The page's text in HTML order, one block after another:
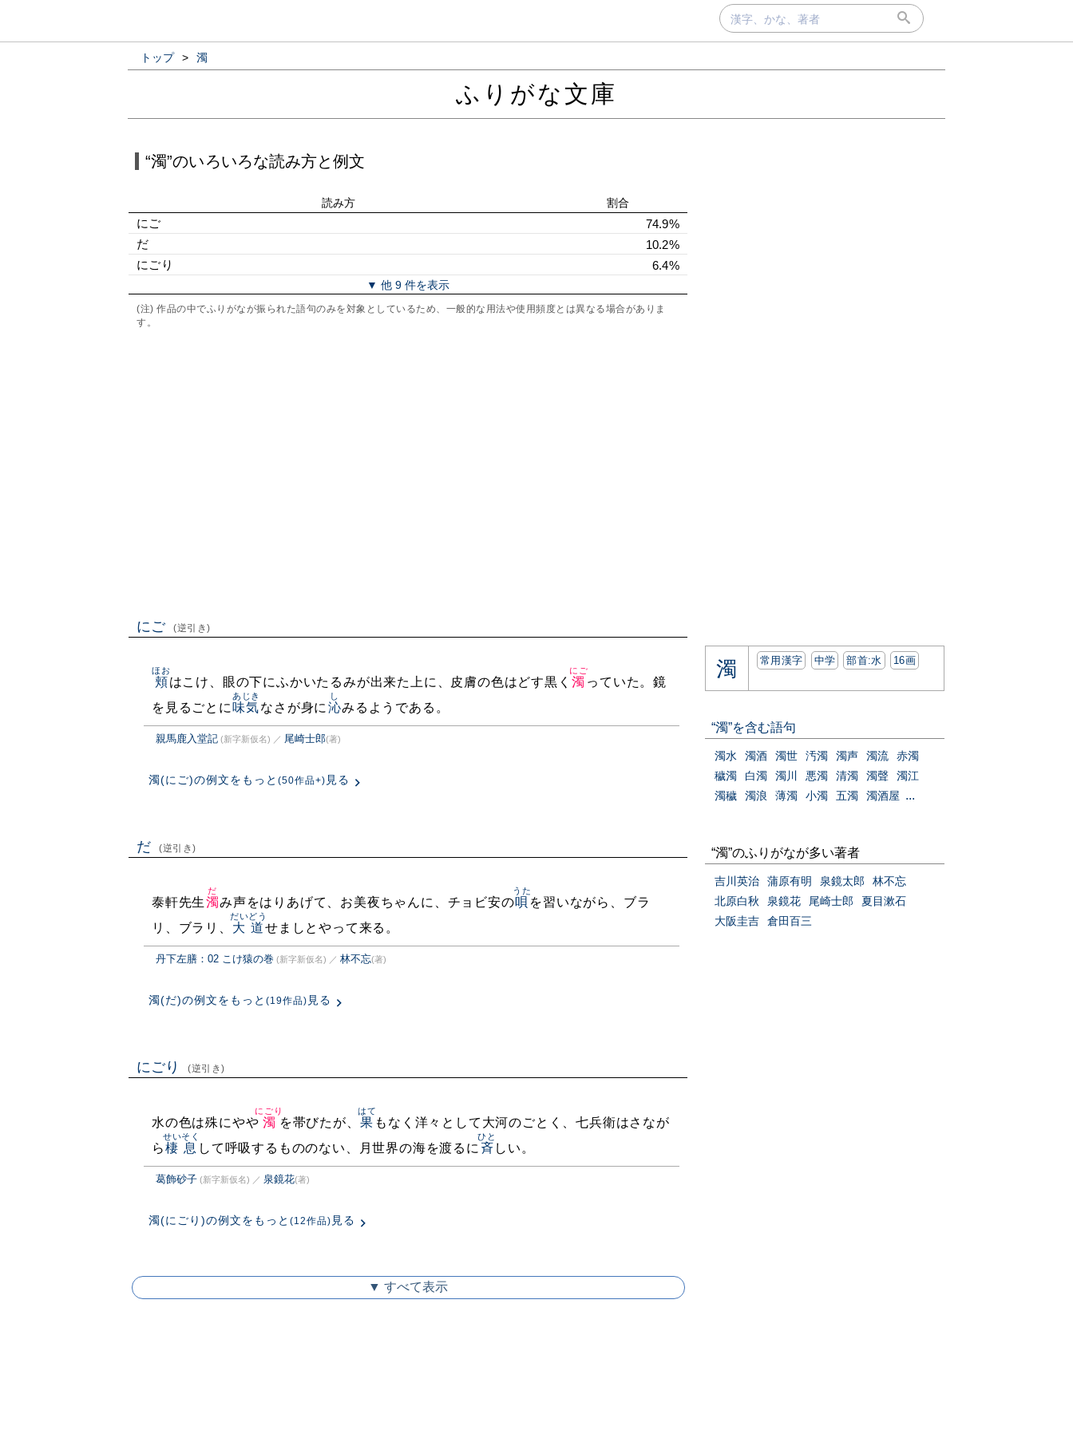
トップ > 濁
ふりがな文庫
“濁”のいろいろな読み方と例文
読み方 割合
にご
74.9%
だ
10.2%
にごり
6.4%
▼ 他 9 件を表示
(注) 作品の中でふりがなが振られた語句のみを対象としているため、一般的な用法や使用頻度とは異なる場合がありま
す。
にご (逆引き)
頬
ほお
はこけ、眼の下にふかいたるみが出来た上に、皮膚の色はどす黒く 濁
にご
っていた。鏡
を見るごとに 味気
あじき
なさが身に 沁
し
みるようである。
親馬鹿入堂記 (新字新仮名) ／ 尾崎士郎(著)
濁(にご)の例文をもっと (50作品+) 見る
だ (逆引き)
泰軒先生濁
だ
み声をはりあげて、お美夜ちゃんに、チョビ安の唄
うた
を習いながら、ブラ
リ、ブラリ、 大道
だいどう
せましとやって来る。
丹下左膳：02 こけ猿の巻 (新字新仮名) ／ 林不忘(著)
濁(だ)の例文をもっと (19作品) 見る
にごり (逆引き)
水の色は殊にやや 濁
にごり
を帯びたが、 果
はて
もなく洋々として大河のごとく、七兵衛はさなが
ら棲息
せいそく
して呼吸するもののない、月世界の海を渡るに 斉
ひと
しい。
葛飾砂子 (新字新仮名) ／ 泉鏡花(著)
濁(にごり)の例文をもっと (12作品) 見る
▼ すべて表示
濁 常用漢字 中学 部首:⽔ 16画
“濁”を含む語句
濁水 濁酒 濁世 汚濁 濁声 濁流
赤濁
穢濁
白濁 濁川 悪濁 清濁 濁聲
濁江
濁穢
濁浪 薄濁 小濁 五濁 濁酒屋 ...
“濁”のふりがなが多い著者
吉川英治 蒲原有明 泉鏡太郎
林不忘
北原白秋
泉鏡花 尾崎士郎
夏目漱石
大阪圭吉
倉田百三